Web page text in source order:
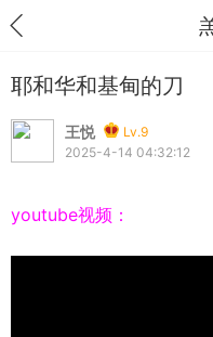
耶和华和基甸的刀
王悦
Lv.9
2025-4-14 04:32:12
youtube视频：